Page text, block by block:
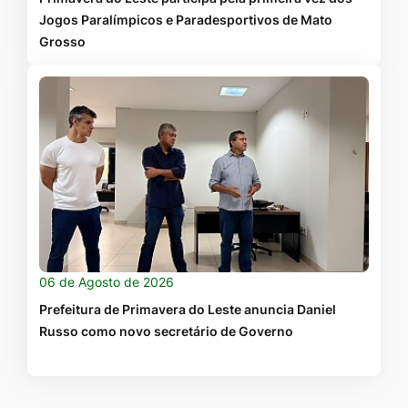
Jogos Paralímpicos e Paradesportivos de Mato
Grosso
06 de Agosto de 2026
Prefeitura de Primavera do Leste anuncia Daniel
Russo como novo secretário de Governo